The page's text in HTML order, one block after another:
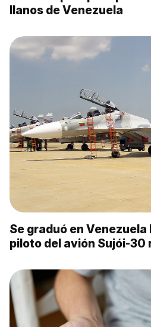
llanos de Venezuela
Se graduó en
piloto del avión Sujói-30